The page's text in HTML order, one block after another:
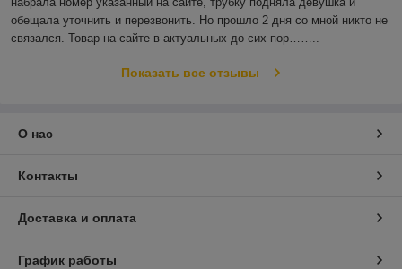
обещала уточнить и перезвонить. Но прошло 2 дня со мной никто не
связался. Товар на сайте в актуальных до сих пор……..
Показать все отзывы
О нас
Контакты
Доставка и оплата
График работы